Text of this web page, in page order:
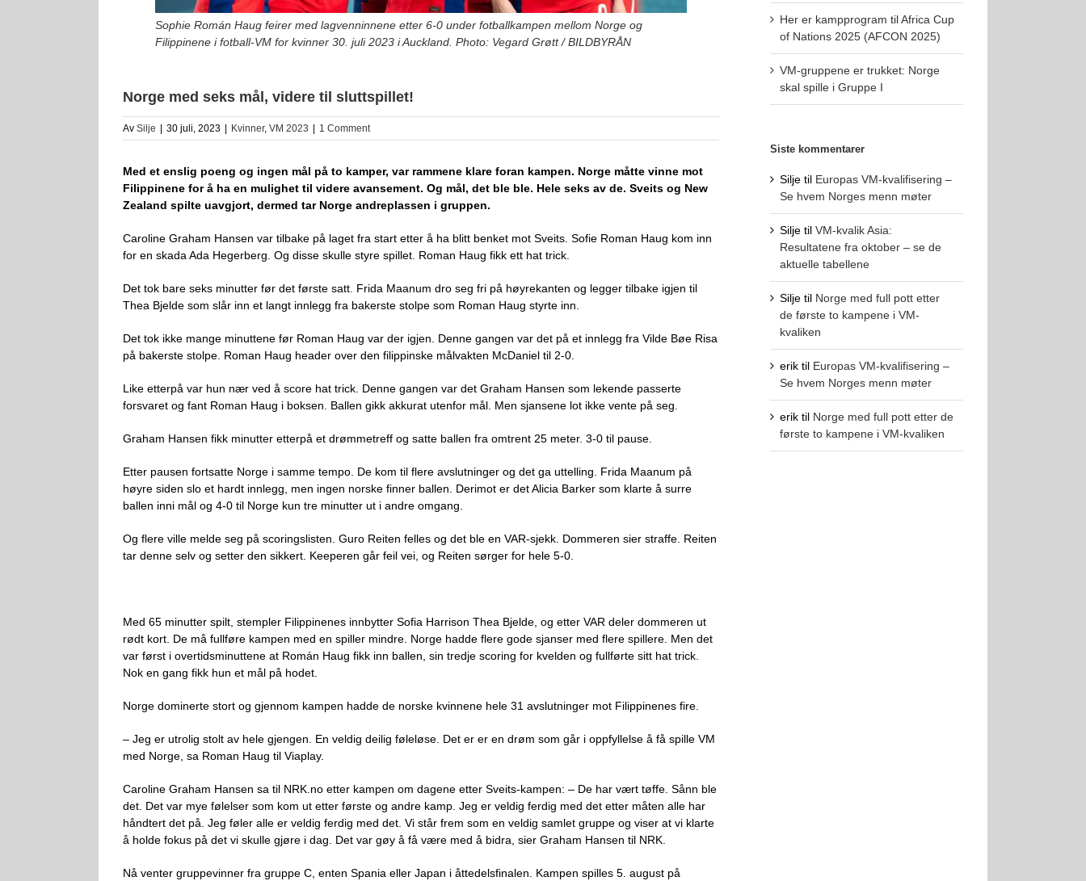
Sophie Román Haug feirer med lagvenninnene etter 6-0 under fotballkampen mellom Norge og
Filippinene i fotball-VM for kvinner 30. juli 2023 i Auckland. Photo: Vegard Grøtt / BILDBYRÅN
Norge med seks mål, videre til sluttspillet!
Av Silje 30 juli, 2023 Kvinner, VM 2023 1 Comment
Med et enslig poeng og ingen mål på to kamper, var rammene klare foran kampen. Norge måtte vinne mot
Filippinene for å ha en mulighet til videre avansement. Og mål, det ble ble. Hele seks av de. Sveits og New
Zealand spilte uavgjort, dermed tar Norge andreplassen i gruppen.
Caroline Graham Hansen var tilbake på laget fra start etter å ha blitt benket mot Sveits. Sofie Roman Haug kom inn
for en skada Ada Hegerberg. Og disse skulle styre spillet. Roman Haug fikk ett hat trick.
Det tok bare seks minutter før det første satt. Frida Maanum dro seg fri på høyrekanten og legger tilbake igjen til
Thea Bjelde som slår inn et langt innlegg fra bakerste stolpe som Roman Haug styrte inn.
Det tok ikke mange minuttene før Roman Haug var der igjen. Denne gangen var det på et innlegg fra Vilde Bøe Risa
på bakerste stolpe. Roman Haug header over den filippinske målvakten McDaniel til 2-0.
Like etterpå var hun nær ved å score hat trick. Denne gangen var det Graham Hansen som lekende passerte
forsvaret og fant Roman Haug i boksen. Ballen gikk akkurat utenfor mål. Men sjansene lot ikke vente på seg.
Graham Hansen fikk minutter etterpå et drømmetreff og satte ballen fra omtrent 25 meter. 3-0 til pause.
Etter pausen fortsatte Norge i samme tempo. De kom til flere avslutninger og det ga uttelling. Frida Maanum på
høyre siden slo et hardt innlegg, men ingen norske finner ballen. Derimot er det Alicia Barker som klarte å surre
ballen inni mål og 4-0 til Norge kun tre minutter ut i andre omgang.
Og flere ville melde seg på scoringslisten. Guro Reiten felles og det ble en VAR-sjekk. Dommeren sier straffe. Reiten
tar denne selv og setter den sikkert. Keeperen går feil vei, og Reiten sørger for hele 5-0.
Med 65 minutter spilt, stempler Filippinenes innbytter Sofia Harrison Thea Bjelde, og etter VAR deler dommeren ut
rødt kort. De må fullføre kampen med en spiller mindre. Norge hadde flere gode sjanser med flere spillere. Men det
var først i overtidsminuttene at Román Haug fikk inn ballen, sin tredje scoring for kvelden og fullførte sitt hat trick.
Nok en gang fikk hun et mål på hodet.
Norge dominerte stort og gjennom kampen hadde de norske kvinnene hele 31 avslutninger mot Filippinenes fire.
– Jeg er utrolig stolt av hele gjengen. En veldig deilig føleløse. Det er er en drøm som går i oppfyllelse å få spille VM
med Norge, sa Roman Haug til Viaplay.
Caroline Graham Hansen sa til NRK.no etter kampen om dagene etter Sveits-kampen: – De har vært tøffe. Sånn ble
det. Det var mye følelser som kom ut etter første og andre kamp. Jeg er veldig ferdig med det etter måten alle har
håndtert det på. Jeg føler alle er veldig ferdig med det. Vi står frem som en veldig samlet gruppe og viser at vi klarte
å holde fokus på det vi skulle gjøre i dag. Det var gøy å få være med å bidra, sier Graham Hansen til NRK.
Nå venter gruppevinner fra gruppe C, enten Spania eller Japan i åttedelsfinalen. Kampen spilles 5. august på
Her er kampprogram til Africa Cup
of Nations 2025 (AFCON 2025)
VM-gruppene er trukket: Norge
skal spille i Gruppe I
Siste kommentarer
Siljetil Europas VM-kvalifisering –
Se hvem Norges menn møter
Siljetil VM-kvalik Asia:
Resultatene fra oktober – se de
aktuelle tabellene
Siljetil Norge med full pott etter
de første to kampene i VM-
kvaliken
eriktil Europas VM-kvalifisering –
Se hvem Norges menn møter
eriktil Norge med full pott etter de
første to kampene i VM-kvaliken